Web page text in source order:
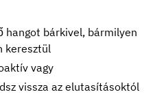
hangot bárkivel, bármilyen
keresztül
vagy
vissza az elutasításoktól